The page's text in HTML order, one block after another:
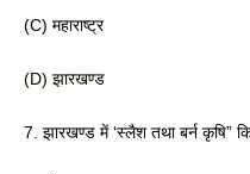
(C) महाराष्ट्र
(D) झारखण्ड
7. झारखण्ड में ‘स्लैश तथा बर्न कृषि”